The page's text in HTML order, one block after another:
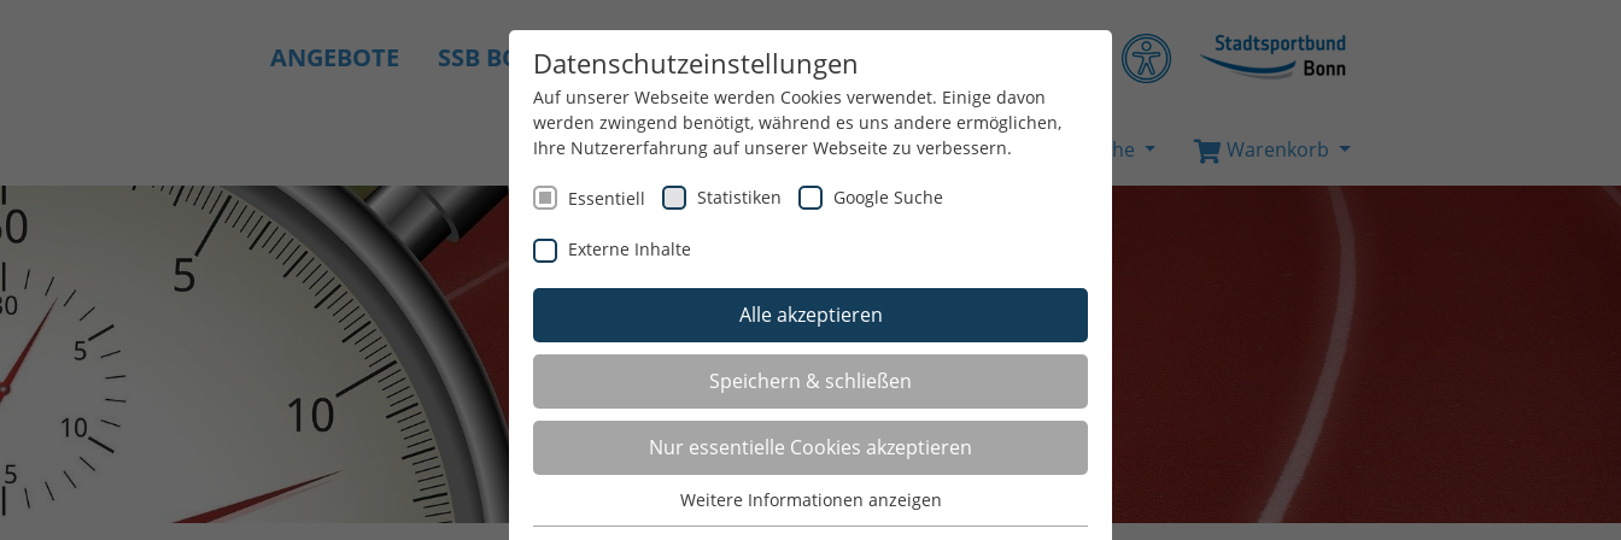
ANGEBOTE SSB BONN SPORTJUGEND THEMEN
Suche Warenkorb
Datenschutzeinstellungen
Auf unserer Webseite werden Cookies verwendet. Einige davon
werden zwingend benötigt, während es uns andere ermöglichen,
Ihre Nutzererfahrung auf unserer Webseite zu verbessern.
Essentiell Statistiken Google Suche
Externe Inhalte
Alle akzeptieren
Speichern & schließen
Nur essentielle Cookies akzeptieren
Weitere Informationen anzeigen